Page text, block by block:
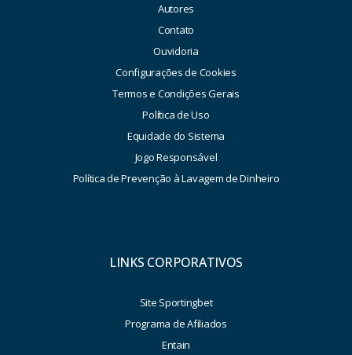
Autores
Contato
Ouvidoria
Configurações de Cookies
Termos e Condições Gerais
Política de Uso
Equidade do Sistema
Jogo Responsável
Política de Prevenção à Lavagem de Dinheiro
LINKS CORPORATIVOS
Site Sportingbet
Programa de Afiliados
Entain